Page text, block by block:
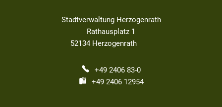
Stadtverwaltung Herzogenrath
Rathausplatz 1
52134 Herzogenrath
+49 2406 83-0
+49 2406 12954